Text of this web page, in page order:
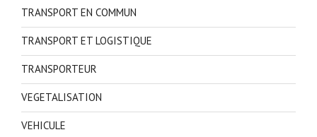
TRANSPORT EN COMMUN
TRANSPORT ET LOGISTIQUE
TRANSPORTEUR
VEGETALISATION
VEHICULE